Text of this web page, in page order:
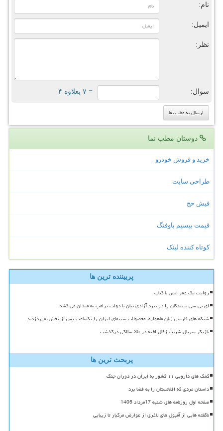
نام:
ایمیل:
نظر:
سوال: = ۷ بعلاوه ۴
دوستان مطب نما
خرید و فروش خودرو
طراحی سایت
فیش حج
قیمت بیسیم باوفنگ
کوتاه کننده لینک
پربیننده ترین ها
روایت یک عمر انس با کتاب
ای بی سی بینندگان را در نبرد آزادی بیان با دولت ترامپ به میدان می کشد
شبکه های فارسی زبان ماهواره، محصولات سینمای ایران را یکساعت پس از پخش، می دزدند
بازیگر سریال شربت زغال اخته در 35 سالگی درگذشت
پربحث ترین ها
کمک های دارویی ۱۱ کشور به ایران در دوران جنگ
داستان مردی که افغانستان را به فضا برد
صفحه اول روزنامه های شنبه 17مرداد 1405
ناگفته هایی از آمپول های لاغری از عوارض مرگبار تا زیبایی